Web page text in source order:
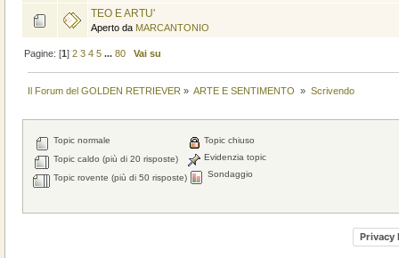
TEO E ARTU'
Aperto da MARCANTONIO
Pagine: [1]2 3 4 5 ...80 Vai su
Il Forum del GOLDEN RETRIEVER » ARTE E SENTIMENTO » Scrivendo
Topic normale
Topic caldo (più di 20 risposte)
Topic rovente (più di 50 risposte)
Topic chiuso
Evidenzia topic
Sondaggio
Privacy